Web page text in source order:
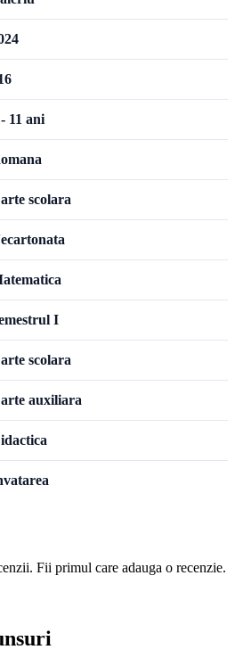
11 ani
scolara
I
scolara
auxiliara
Fii primul care adauga o recenzie.